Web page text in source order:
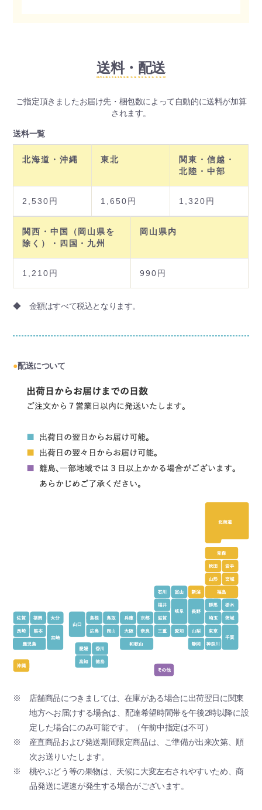
送料・配送
ご指定頂きましたお届け先・梱包数によって自動的に送料が加算
されます。
送料一覧
北海道・沖縄 東北
関東・信越・
北陸・中部
2,530円 1,650円 1,320円
関西・中国（岡山県を
除く）・四国・九州
岡山県内
1,210円 990円
◆ 金額はすべて税込となります。
●配送について
※ 店舗商品につきましては、在庫がある場合に出荷翌日に関東
地方へお届けする場合は、配達希望時間帯を午後2時以降に設
定した場合にのみ可能です。（午前中指定は不可）
※ 産直商品および発送期間限定商品は、ご準備が出来次第、順
次お送りいたします。
※ 桃やぶどう等の果物は、天候に大変左右されやすいため、商
品発送に遅速が発生する場合がございます。